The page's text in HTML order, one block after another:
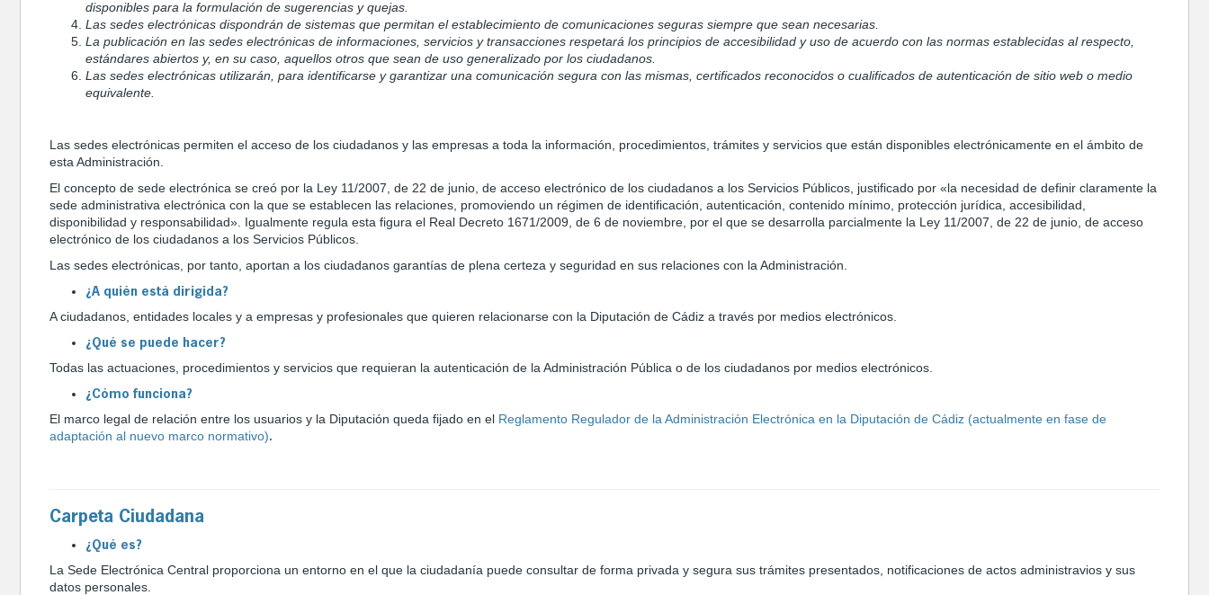
disponibles para la formulación de sugerencias y quejas.
Las sedes electrónicas dispondrán de sistemas que permitan el establecimiento de comunicaciones seguras siempre que sean necesarias.
La publicación en las sedes electrónicas de informaciones, servicios y transacciones respetará los principios de accesibilidad y uso de acuerdo con las normas establecidas al respecto,
estándares abiertos y, en su caso, aquellos otros que sean de uso generalizado por los ciudadanos.
Las sedes electrónicas utilizarán, para identificarse y garantizar una comunicación segura con las mismas, certificados reconocidos o cualificados de autenticación de sitio web o medio
equivalente.
Las sedes electrónicas permiten el acceso de los ciudadanos y las empresas a toda la información, procedimientos, trámites y servicios que están disponibles electrónicamente en el ámbito de
esta Administración.
El concepto de sede electrónica se creó por la Ley 11/2007, de 22 de junio, de acceso electrónico de los ciudadanos a los Servicios Públicos, justificado por «la necesidad de definir claramente la
sede administrativa electrónica con la que se establecen las relaciones, promoviendo un régimen de identificación, autenticación, contenido mínimo, protección jurídica, accesibilidad,
disponibilidad y responsabilidad». Igualmente regula esta figura el Real Decreto 1671/2009, de 6 de noviembre, por el que se desarrolla parcialmente la Ley 11/2007, de 22 de junio, de acceso
electrónico de los ciudadanos a los Servicios Públicos.
Las sedes electrónicas, por tanto, aportan a los ciudadanos garantías de plena certeza y seguridad en sus relaciones con la Administración.
¿A quién está dirigida?
A ciudadanos, entidades locales y a empresas y profesionales que quieren relacionarse con la Diputación de Cádiz a través por medios electrónicos.
¿Qué se puede hacer?
Todas las actuaciones, procedimientos y servicios que requieran la autenticación de la Administración Pública o de los ciudadanos por medios electrónicos.
¿Cómo funciona?
El marco legal de relación entre los usuarios y la Diputación queda fijado en el Reglamento Regulador de la Administración Electrónica en la Diputación de Cádiz (actualmente en fase de
adaptación al nuevo marco normativo).
Carpeta Ciudadana
¿Qué es?
La Sede Electrónica Central proporciona un entorno en el que la ciudadanía puede consultar de forma privada y segura sus trámites presentados, notificaciones de actos administravios y sus
datos personales.